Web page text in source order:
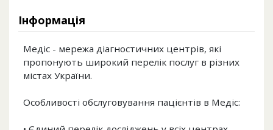
Інформація
Медіс - мережа діагностичних центрів, які
пропонують широкий перелік послуг в різних
містах України.
Особливості обслуговування пацієнтів в Медіс: